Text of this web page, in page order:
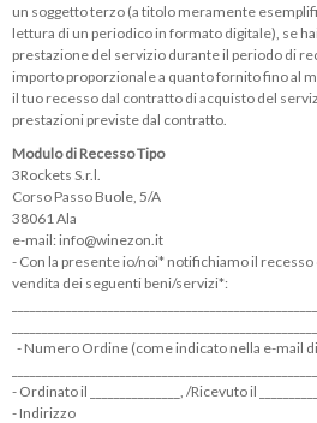
un soggetto terzo (a titolo meramente
lettura di un periodico in formato digitale), se
prestazione del servizio durante il periodo di
importo proporzionale a quanto fornito fino al
il tuo recesso dal contratto di acquisto del
prestazioni previste dal contratto.
Modulo di Recesso Tipo
3Rockets S.r.l.
Corso Passo Buole, 5/A
38061 Ala
e-mail: info@winezon.it
- Con la presente io/noi* notifichiamo il
vendita dei seguenti beni/servizi*:
- Numero Ordine (come indicato nella e-mail
- Ordinato il _______________, /Ricevuto il
- Indirizzo